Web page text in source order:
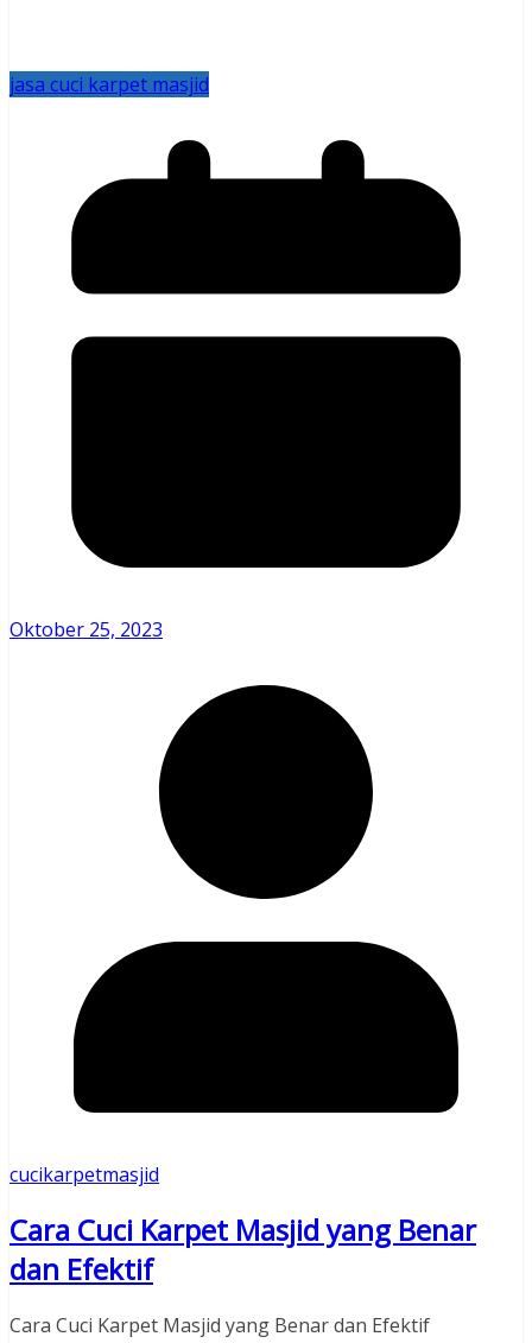
jasa cuci karpet masjid
Oktober 25, 2023
cucikarpetmasjid
Cara Cuci Karpet Masjid yang Benar
dan Efektif
Cara Cuci Karpet Masjid yang Benar dan Efektif